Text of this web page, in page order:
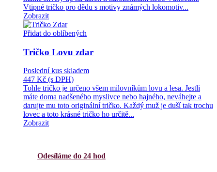
Vtipné tričko pro dědu s motivy známých lokomotiv...
Zobrazit
Přidat do oblíbených
Tričko Lovu zdar
Poslední kus skladem
447 Kč (s DPH)
Tohle tričko je určeno všem milovníkům lovu a lesa. Jestli
máte doma nadšeného myslivce nebo hajného, neváhejte a
darujte mu toto originální tričko. Každý muž je duší tak trochu
lovec a toto krásné tričko ho určitě...
Zobrazit
Odesíláme do 24 hod